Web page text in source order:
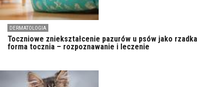
DERMATOLOGIA
Toczniowe zniekształcenie pazurów u psów jako rzadka
forma tocznia – rozpoznawanie i leczenie